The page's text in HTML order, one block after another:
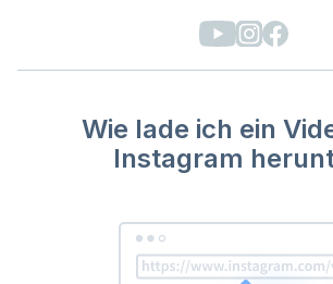
Wie lade ich ein
Instagram